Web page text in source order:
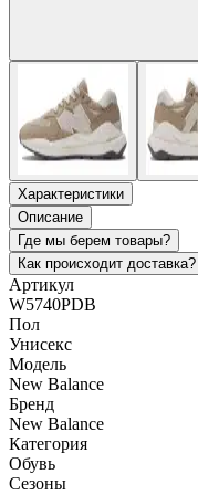
Характеристики
Описание
Где мы берем товары?
Как происходит доставка?
Артикул
W5740PDB
Пол
Унисекс
Модель
New Balance
Бренд
New Balance
Категория
Обувь
Сезоны